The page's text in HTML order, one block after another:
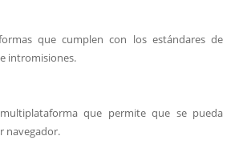
que cumplen con los estándares de
intromisiones.
que permite que se pueda
navegador.